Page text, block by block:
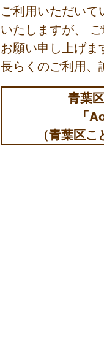
ご利用いただい
いたしますが、
お願い申し上げま
長らくのご利用、
青葉
「
（青葉区